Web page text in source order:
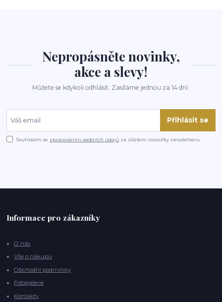
Nepropásněte novinky,
akce a slevy!
Můžete se kdykoli odhlásit. Zasíláme jednou za 14 dní.
Přihlásit se
Souhlasím se zpracováním osobních údajů za účelem rozesílky newsletteru.
Informace pro zákazníky
O nás
Vše o nákupu
Obchodní podmínky
Fotogalerie
Kontakty